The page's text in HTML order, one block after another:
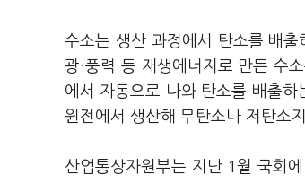
수소는 생산 과정에서 탄소를 배
광·풍력 등 재생에너지로 만든 수
에서 자동으로 나와 탄소를 배출
원전에서 생산해 무탄소나 저탄소
산업통상자원부는 지난 1월 국회